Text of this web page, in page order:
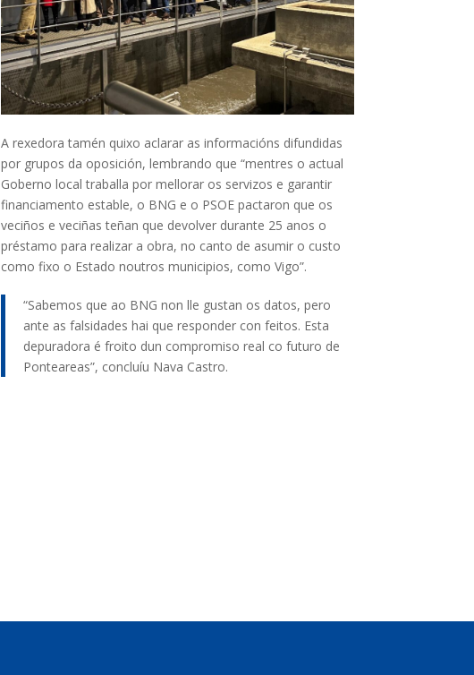
A rexedora tamén quixo aclarar as informacións difundidas
por grupos da oposición, lembrando que “mentres o actual
Goberno local traballa por mellorar os servizos e garantir
financiamento estable, o BNG e o PSOE pactaron que os
veciños e veciñas teñan que devolver durante 25 anos o
préstamo para realizar a obra, no canto de asumir o custo
como fixo o Estado noutros municipios, como Vigo”.
“Sabemos que ao BNG non lle gustan os datos, pero
ante as falsidades hai que responder con feitos. Esta
depuradora é froito dun compromiso real co futuro de
Ponteareas”, concluíu Nava Castro.